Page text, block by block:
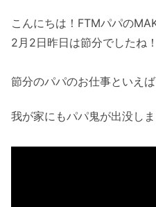
こんにちは！FTMパパの
2月2日昨日は節分でしたね！
節分のパパのお仕事といえ
我が家にもパパ鬼が出没しま